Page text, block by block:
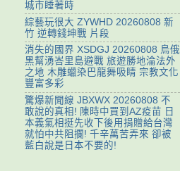
城市睡著時
綜藝玩很大 ZYWHD 20260808 新
竹 逆轉錢坤戰 片段
消失的國界 XSDGJ 20260808 烏俄
黑幫湧峇里島避戰 旅遊勝地淪法外
之地 木雕蠟染巴龍舞吸睛 宗教文化
豐富多彩
驚爆新聞線 JBXWX 20260808 不
敢說的真相! 陳時中買到AZ疫苗 日
本義氣相挺先收下後用捐贈給台灣
就怕中共阻攔! 千辛萬苦弄來 卻被
藍白說是日本不要的!